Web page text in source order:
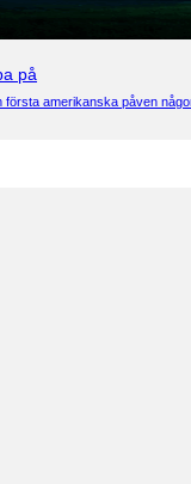
på
första amerikanska påven